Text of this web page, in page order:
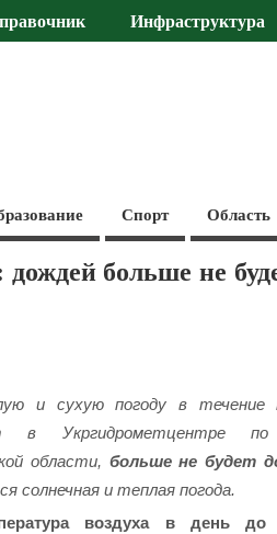
Инфраструктура
Спорт Область
дождей больше не
и сухую погоду в течение
в Укргидрометцентре
области, больше не будет
солнечная и теплая погода.
воздуха в день до